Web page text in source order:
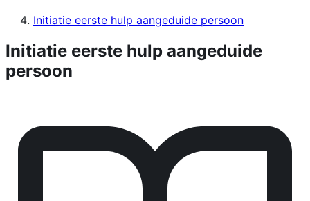
Initiatie eerste hulp aangeduide persoon
Initiatie eerste hulp aangeduide
persoon